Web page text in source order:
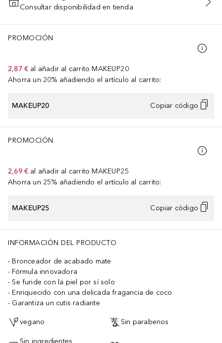
AÑADIR AL CARRITO
Consultar disponibilidad en tienda
PROMOCIÓN
2,87 € al añadir al carrito MAKEUP20
Ahorra un 20% añadiendo el artículo al carrito:
MAKEUP20 Copiar código
PROMOCIÓN
2,69 € al añadir al carrito MAKEUP25
Ahorra un 25% añadiendo el artículo al carrito:
MAKEUP25 Copiar código
INFORMACIÓN DEL PRODUCTO
Bronceador de acabado mate
Fórmula innovadora
Se funde con la piel por sí solo
Enriquecido con una delicada fragancia de coco
Garantiza un cutis radiante
vegano Sin parabenos
Sin ingredientes